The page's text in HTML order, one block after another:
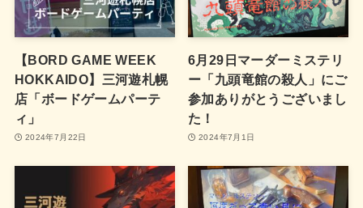
【BORD GAME WEEK
HOKKAIDO】三河遊札幌
店「ボードゲームパーテ
ィ」
2024年7月22日
6月29日マーダーミステリ
ー「九頭竜館の殺人」にご
参加ありがとうございまし
た！
2024年7月1日